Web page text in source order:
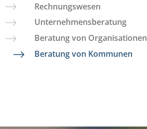
Rechnungswesen
Unternehmensberatung
Beratung von Organisationen
Beratung von Kommunen